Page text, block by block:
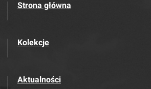
Strona główna
Kolekcje
Aktualności